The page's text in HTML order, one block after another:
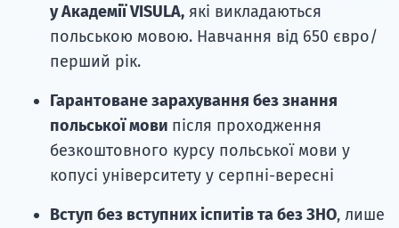
у Академії VISULA, які викладаються
польською мовою. Навчання від 650 євро/
перший рік.
Гарантоване зарахування без знання
польської мови після проходження
безкоштовного курсу польської мови у
копусі університету у серпні-вересні
Вступ без вступних іспитів та без ЗНО, лише